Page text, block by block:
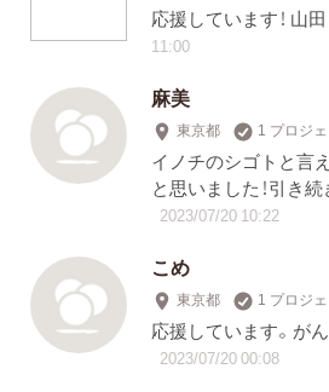
応援しています！ 山田
11:00
麻美
東京都 1 プロジ
イノチのシゴトと言
と思いました！引き
2023/07/20 10:22
こめ
東京都 1 プロジ
応援しています。が
2023/07/20 00:08